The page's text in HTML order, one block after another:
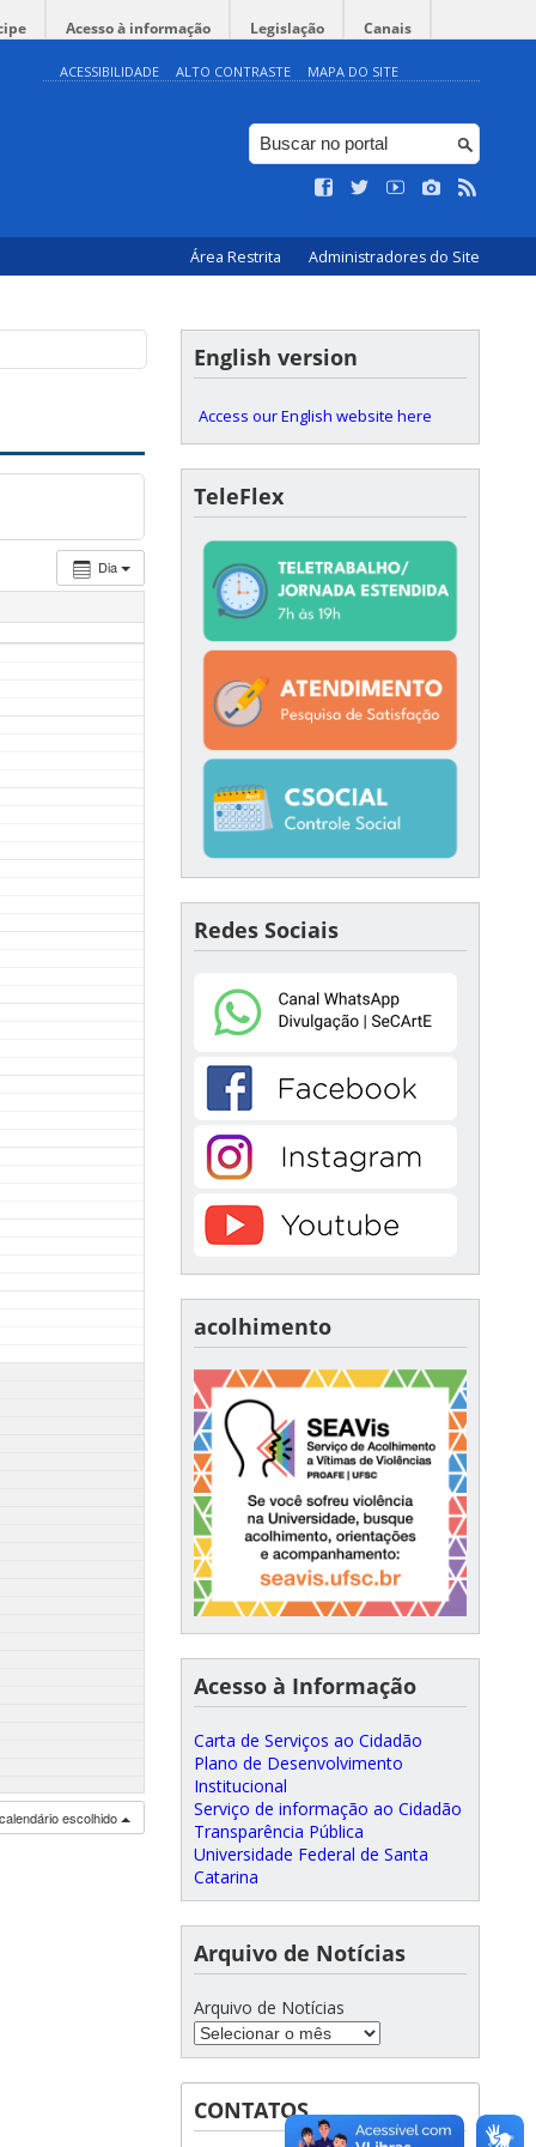
Acesso à informação Legislação Canais
ACESSIBILIDADE ALTO CONTRASTE MAPA DO SITE
Área Restrita Administradores do Site
Dia
escolhido
English version
Access our English website here
TeleFlex
Redes Sociais
acolhimento
Acesso à Informação
Carta de Serviços ao Cidadão
Plano de Desenvolvimento
Institucional
Serviço de informação ao Cidadão
Transparência Pública
Universidade Federal de Santa
Catarina
Arquivo de Notícias
Arquivo de Notícias
CONTATOS